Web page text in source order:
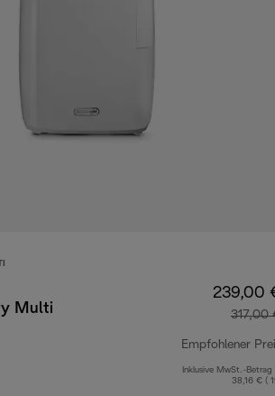
Multi
239,00
317,00
Empfohlener
Inklusive MwSt.-Betrag
38,16 € (